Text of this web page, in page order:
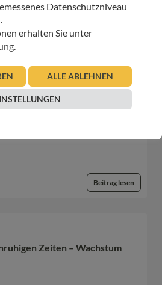
SPENDEN
DIESER KATEGORIE
Beitrag lesen
Zeiten – Wachstum
Datenschutzniveau
erhalten Sie unter
.
ALLE ABLEHNEN